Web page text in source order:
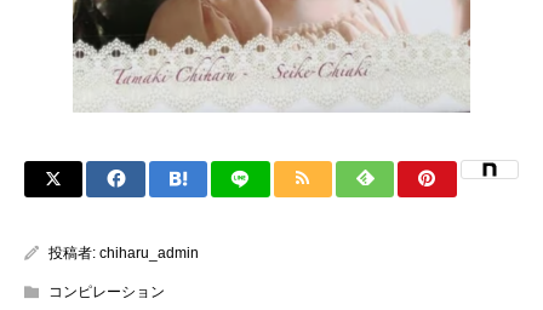
投稿者: chiharu_admin
コンピレーション